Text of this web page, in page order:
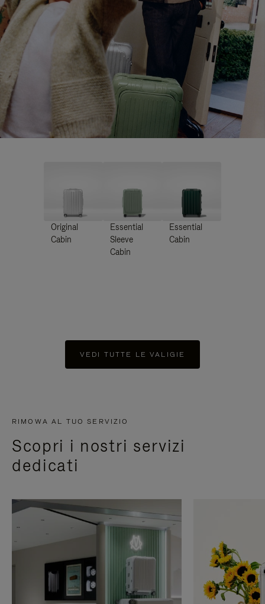
Original
Cabin
Essential
Sleeve
Cabin
Essential
Cabin
VEDI TUTTE LE VALIGIE
RIMOWA AL TUO SERVIZIO
Scopri i nostri servizi
dedicati